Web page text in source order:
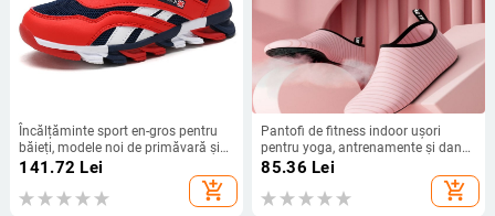
Încălțăminte sport en-gros pentru
băieți, modele noi de primăvară și
toamnă, antiderapante și
respirabile, pantofi casual pentru
băieți mici și copii mai mari, adidași
141.72 Lei
add_shopping_cart
Pantofi de fitness indoor ușori
pentru yoga, antrenamente și dans -
antiderapant, respirabili, unisex
85.36 Lei
add_shopping_cart